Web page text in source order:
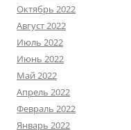
Октябрь 2022
Август 2022
Июль 2022
Июнь 2022
Май 2022
Апрель 2022
Февраль 2022
Январь 2022